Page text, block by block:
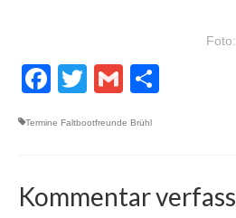
Facebook
TwitterGmail
Termine Faltbootfreunde Brühl
Kommentar